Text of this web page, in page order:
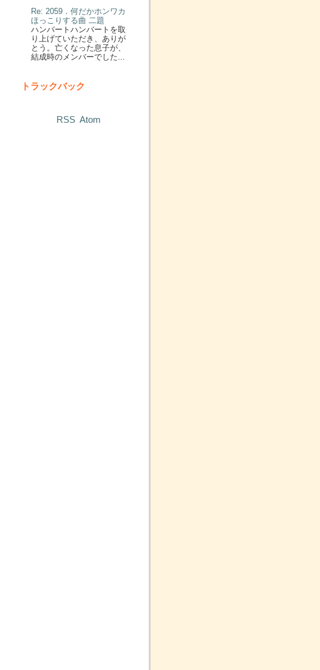
Re: 2059．何だかホンワカ
ほっこりする曲 二題
ハンバートハンバートを取
り上げていただき、ありが
とう。亡くなった息子が、
結成時のメンバーでした...
トラックバック
RSS Atom